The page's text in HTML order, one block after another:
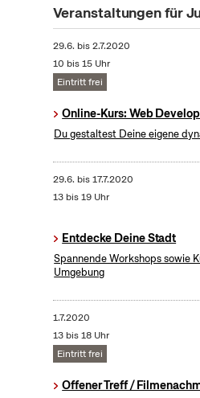
Veranstaltungen für
29.6. bis2.7.2020
10 bis 15 Uhr
Eintritt frei
Online-Kurs: Web
Du gestaltest Deine eigene
29.6. bis17.7.2020
13 bis 19 Uhr
Entdecke Deine Stadt
Spannende Workshops sowie
Umgebung
1.7.2020
13 bis 18 Uhr
Eintritt frei
Offener Treff /